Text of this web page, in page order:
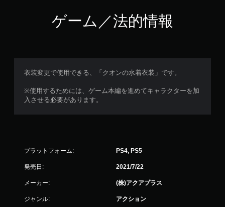
ゲーム／法的情報
衣装変更で使用できる、「クオンの水着衣装」です。
※使用するためには、ゲーム本編を進めてキャラクターを加
入させる必要があります。
プラットフォーム: PS4, PS5
発売日: 2021/7/22
メーカー: (株)アクアプラス
ジャンル: アクション